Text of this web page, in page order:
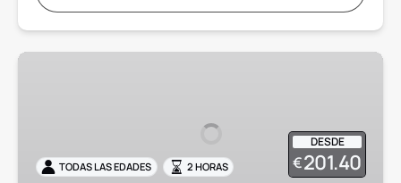
Tour
Itália
DESDE
€201.40
TODAS LAS EDADES 2 HORAS